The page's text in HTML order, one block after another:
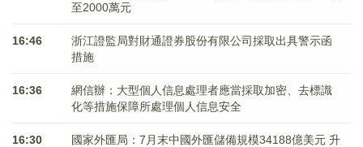
至2000萬元
16:46
浙江證監局對財通證券股份有限公司採取出具警示函
措施
16:36
網信辦：大型個人信息處理者應當採取加密、去標識
化等措施保障所處理個人信息安全
16:30
國家外匯局：7月末中國外匯儲備規模34188億美元 升